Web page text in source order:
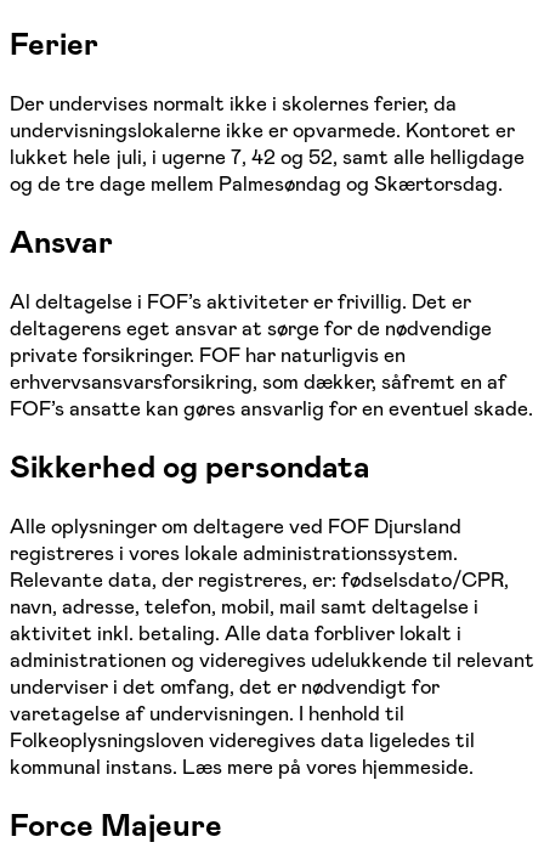
Ferier
Der undervises normalt ikke i skolernes ferier, da
undervisningslokalerne ikke er opvarmede. Kontoret er
lukket hele juli, i ugerne 7, 42 og 52, samt alle helligdage
og de tre dage mellem Palmesøndag og Skærtorsdag.
Ansvar
Al deltagelse i FOF’s aktiviteter er frivillig. Det er
deltagerens eget ansvar at sørge for de nødvendige
private forsikringer. FOF har naturligvis en
erhvervsansvarsforsikring, som dækker, såfremt en af
FOF’s ansatte kan gøres ansvarlig for en eventuel skade.
Sikkerhed og persondata
Alle oplysninger om deltagere ved FOF Djursland
registreres i vores lokale administrationssystem.
Relevante data, der registreres, er: fødselsdato/CPR,
navn, adresse, telefon, mobil, mail samt deltagelse i
aktivitet inkl. betaling. Alle data forbliver lokalt i
administrationen og videregives udelukkende til relevant
underviser i det omfang, det er nødvendigt for
varetagelse af undervisningen. I henhold til
Folkeoplysningsloven videregives data ligeledes til
kommunal instans. Læs mere på vores hjemmeside.
Force Majeure